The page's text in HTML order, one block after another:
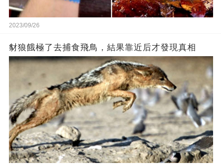
2023/09/26
豺狼餓極了去捕食飛鳥，結果靠近后才發現真相